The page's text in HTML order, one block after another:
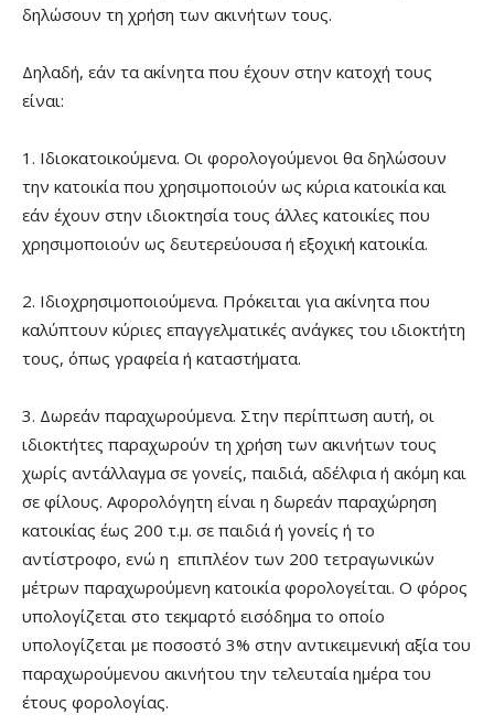
δηλώσουν τη χρήση των ακινήτων τους.
Δηλαδή, εάν τα ακίνητα που έχουν στην κατοχή τους
είναι:
1. Ιδιοκατοικούμενα. Οι φορολογούμενοι θα δηλώσουν
την κατοικία που χρησιμοποιούν ως κύρια κατοικία και
εάν έχουν στην ιδιοκτησία τους άλλες κατοικίες που
χρησιμοποιούν ως δευτερεύουσα ή εξοχική κατοικία.
2. Ιδιοχρησιμοποιούμενα. Πρόκειται για ακίνητα που
καλύπτουν κύριες επαγγελματικές ανάγκες του ιδιοκτήτη
τους, όπως γραφεία ή καταστήματα.
3. Δωρεάν παραχωρούμενα. Στην περίπτωση αυτή, οι
ιδιοκτήτες παραχωρούν τη χρήση των ακινήτων τους
χωρίς αντάλλαγμα σε γονείς, παιδιά, αδέλφια ή ακόμη και
σε φίλους. Αφορολόγητη είναι η δωρεάν παραχώρηση
κατοικίας έως 200 τ.μ. σε παιδιά ή γονείς ή το
αντίστροφο, ενώ η επιπλέον των 200 τετραγωνικών
μέτρων παραχωρούμενη κατοικία φορολογείται. Ο φόρος
υπολογίζεται στο τεκμαρτό εισόδημα το οποίο
υπολογίζεται με ποσοστό 3% στην αντικειμενική αξία του
παραχωρούμενου ακινήτου την τελευταία ημέρα του
έτους φορολογίας.